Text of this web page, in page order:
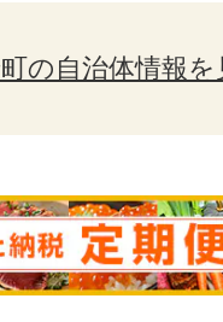
の自治体情報を